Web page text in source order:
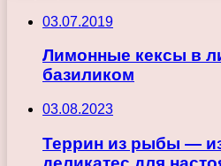
03.07.2019
Лимонные кексы в
базиликом
03.08.2023
Террин из рыбы —